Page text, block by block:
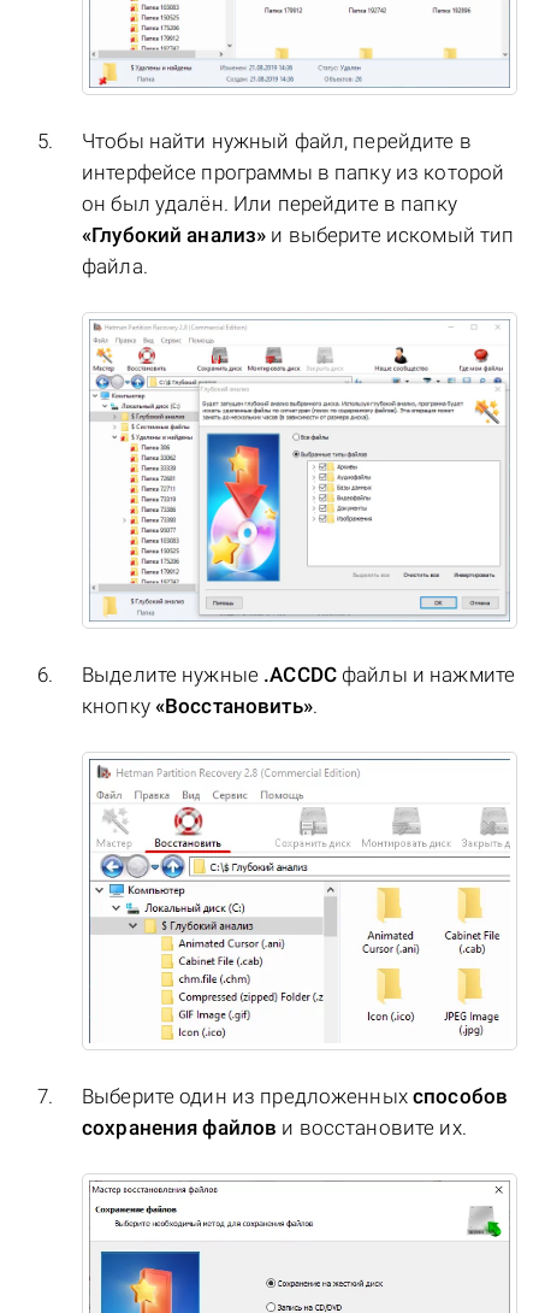
Чтобы найти нужный файл, перейдите в
интерфейсе программы в папку из которой
он был удалён. Или перейдите в папку
«Глубокий анализ» и выберите искомый тип
файла.
Выделите нужные .ACCDCфайлы и нажмите
кнопку «Восстановить».
Выберите один из предложенных способов
сохранения файлов и восстановите их.